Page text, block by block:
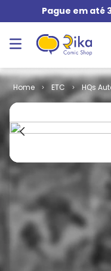
Pague em até
ETC HQs